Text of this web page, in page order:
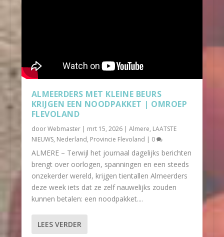
ALMEERDERS MET KLEINE BEURS
KRIJGEN EEN NOODPAKKET | OMROEP
FLEVOLAND
doorWebmaster| mrt 15, 2026| Almere, LAATSTE
NIEUWS, Nederland, Provincie Flevoland | 0
ALMERE – Terwijl het journaal dagelijks berichten
brengt over oorlogen, spanningen en een steeds
onzekerder wereld, krijgen tientallen Almeerders
deze week iets dat ze zelf nauwelijks zouden
kunnen betalen: een noodpakket....
LEES VERDER